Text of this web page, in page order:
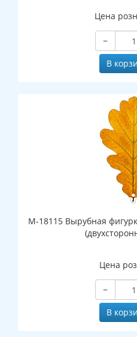
Цена
−
В
М-18115 Вырубная
Цена
−
В